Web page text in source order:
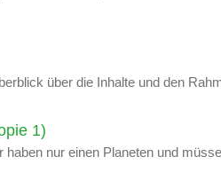
über die Inhalte und den
1)
haben nur einen Planeten und